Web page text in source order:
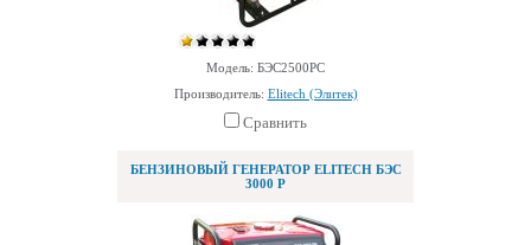
Модель: БЭС2500РС
Производитель: Elitech (Элитек)
Сравнить
БЕНЗИНОВЫЙ ГЕНЕРАТОР ELITECH БЭС
3000 Р